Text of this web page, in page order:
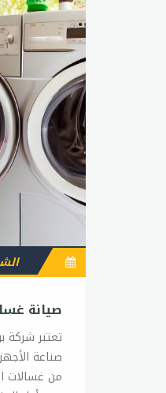
صيانة
تعتبر شركة
صناعة
من غسالات